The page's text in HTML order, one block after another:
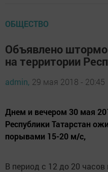
ОБЩЕСТВО
Объявлено
на территории
admin, 29 мая 2018 - 20:45
Днем и вечером 30 мая
Республики Татарстан
порывами 15-20 м/с,
В период с 12 до 20